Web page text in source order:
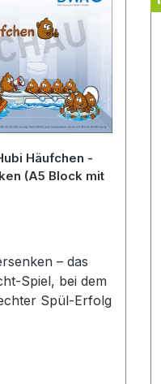
Häufchen -
(A5 Block mit
– das
Spiel, bei dem
Spül-Erfolg